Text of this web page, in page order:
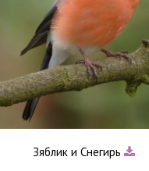
Зяблик и Снегирь